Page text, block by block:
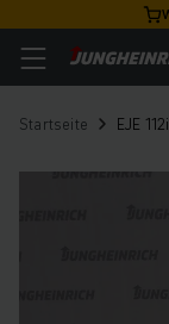
Startseite EJE 112i